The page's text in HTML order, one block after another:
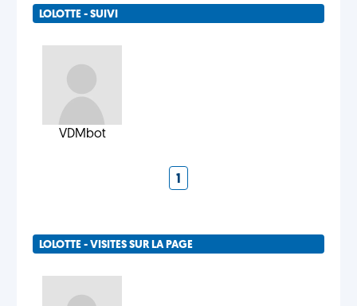
LOLOTTE - SUIVI
VDMbot
1
LOLOTTE - VISITES SUR LA PAGE